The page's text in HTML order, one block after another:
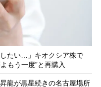
したい…」キオクシア株で
もう一度”と再購入
龍が黒星続きの名古屋場所